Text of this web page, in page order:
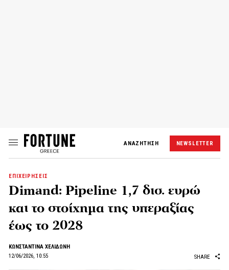
ΑΝΑΖΗΤΗΣΗ NEWSLETTER
ΕΠΙΧΕΙΡΗΣΕΙΣ
Dimand: Pipeline 1,7 δισ. ευρώ
και το στοίχημα της υπεραξίας
έως το 2028
ΚΩΝΣΤΑΝΤΙΝΑ ΧΕΛΙΔΩΝΗ
12/06/2026, 10:55
SHARE